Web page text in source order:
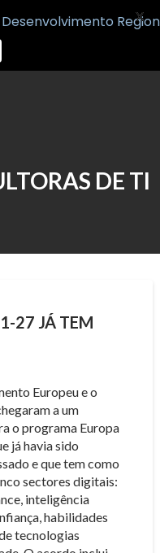
DE TI
27 JÁ TEM
Europeu e o
a um
o programa Europa
já havia sido
e que tem como
sectores digitais:
inteligência
habilidades
tecnologias
X